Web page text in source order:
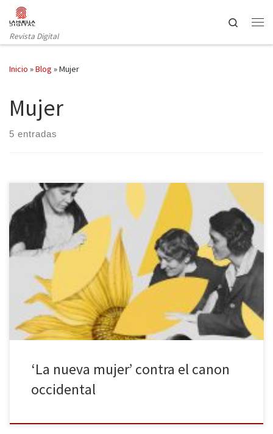
Saltar al contenido
Revista Digital
Search
Inicio »Blog »Mujer
Mujer
5 entradas
¿Podrías, lector o lectora, nombrar alguna escritora
estadounidense del siglo XIX? ¿No? Venga, piensa un poco.
Escucho un Edith Wharton por el fondo y también parece que
alguien ha recordado a Emily Dickinson. ¿Nadie más? Lástima. No
os preocupéis, no es que tengáis mala memoria o que vuestros
conocimientos sobre […]
‘La nueva mujer’ contra el canon
occidental